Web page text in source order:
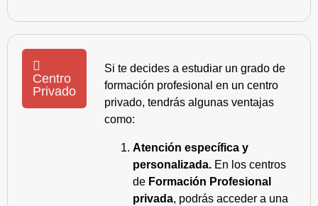
Centro
Privado
Si te decides a estudiar un grado de
formación profesional en un centro
privado, tendrás algunas ventajas
como:
Atención específica y
personalizada. En los centros
de Formación Profesional
privada, podrás acceder a una